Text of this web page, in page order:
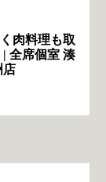
肉料理も取
| 全席個室 湊
店